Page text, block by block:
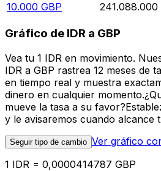
10.000 GBP 241.088.000
Gráfico de IDR a GBP
Vea tu 1 IDR en movimiento.
IDR a GBP rastrea 12 meses de
en tiempo real y muestra
dinero en cualquier
mueve la tasa a su
y le avisaremos cuando alcance
Seguir tipo de cambio Ver gráfico
1 IDR = 0,0000414787 GBP